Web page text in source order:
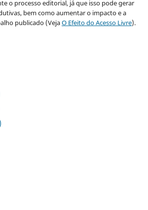
o processo editorial, já que isso pode gerar
bem como aumentar o impacto e a
publicado (VejaO Efeito do Acesso Livre).